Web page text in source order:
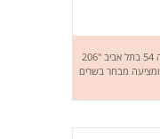
מסעדת "206 בשרים" נמצאת ברחוב משה סנה 54 בתל אביב "206
מבחר בשרים
דגים, את
עם מבחר רב של